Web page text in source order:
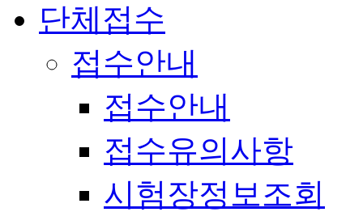
단체접수
접수안내
접수안내
접수유의사항
시험장정보조회